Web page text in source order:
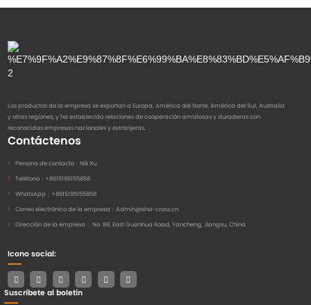
Los productos de la empresa se exportan a Europa, América del Norte, América del Sur, Australia
y otras regiones, y ha establecido relaciones de cooperación amistosas y duraderas con
reconocidas empresas nacionales y extranjeras.
Contáctenos
Persona de contacto： Nik Xu
Teléfono： +8615195155858
WhatsApp： +8615195155858
Correo electrónico de la empresa： Admin@sino-cross.cn
Dirección de la empresa： No. 88, East Guanhua Road, Yancheng, Jiangsu, China
Icono social:
Suscríbete al boletín